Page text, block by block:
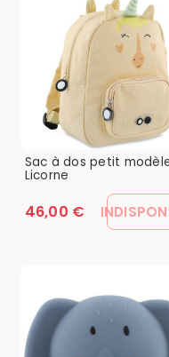
Sac à dos petit
Licorne
46,00 €